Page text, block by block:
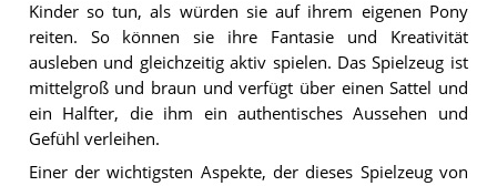
Kinder so tun, als würden sie auf ihrem eigenen Pony
reiten. So können sie ihre Fantasie und Kreativität
ausleben und gleichzeitig aktiv spielen. Das Spielzeug ist
mittelgroß und braun und verfügt über einen Sattel und
ein Halfter, die ihm ein authentisches Aussehen und
Gefühl verleihen.
Einer der wichtigsten Aspekte, der dieses Spielzeug von